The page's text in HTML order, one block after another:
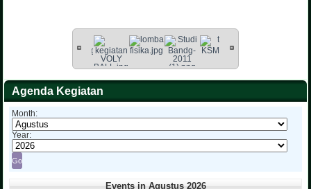
Agenda Kegiatan
Month:
Year:
Events in Agustus 2026